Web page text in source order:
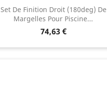
Set De Finition Droit (180deg) De
Margelles Pour Piscine...
Prix
74,63 €